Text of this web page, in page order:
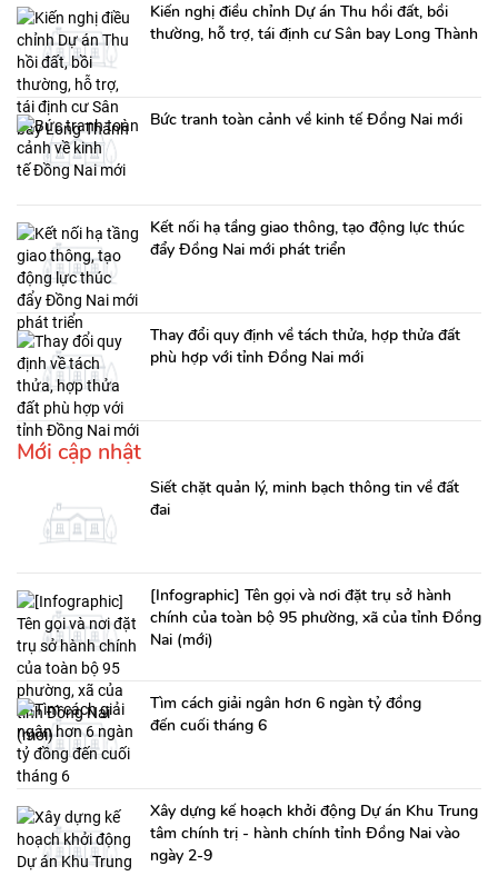
Kiến nghị điều chỉnh Dự án Thu hồi đất, bồi
thường, hỗ trợ, tái định cư Sân bay Long Thành
Bức tranh toàn cảnh về kinh tế Đồng Nai mới
Kết nối hạ tầng giao thông, tạo động lực thúc
đẩy Đồng Nai mới phát triển
Thay đổi quy định về tách thửa, hợp thửa đất
phù hợp với tỉnh Đồng Nai mới
Mới cập nhật
Siết chặt quản lý, minh bạch thông tin về đất
đai
[Infographic] Tên gọi và nơi đặt trụ sở hành
chính của toàn bộ 95 phường, xã của tỉnh Đồng
Nai (mới)
Tìm cách giải ngân hơn 6 ngàn tỷ đồng
đến cuối tháng 6
Xây dựng kế hoạch khởi động Dự án Khu Trung
tâm chính trị - hành chính tỉnh Đồng Nai vào
ngày 2-9